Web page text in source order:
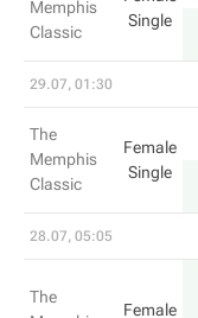
Memphis
Classic
Single
29.07, 01:30
The
Memphis
Classic
Female
Single
28.07, 05:05
The
Female